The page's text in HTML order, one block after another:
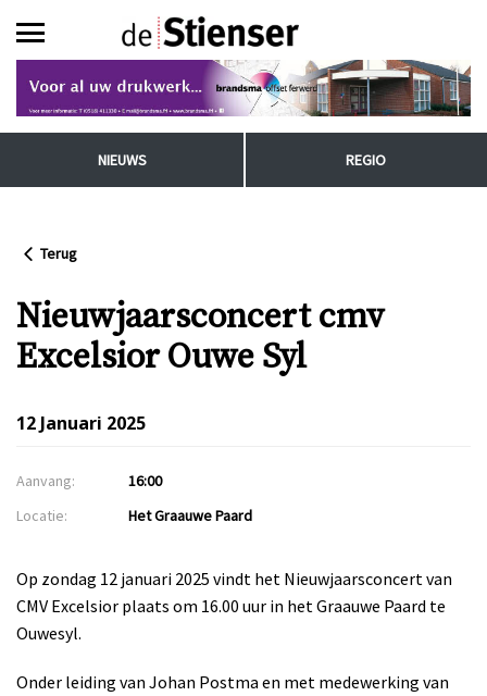
NIEUWS REGIO
Terug
Nieuwjaarsconcert cmv
Excelsior Ouwe Syl
12 Januari 2025
Aanvang:
16:00
Locatie:
Het Graauwe Paard
Op zondag 12 januari 2025 vindt het Nieuwjaarsconcert van
CMV Excelsior plaats om 16.00 uur in het Graauwe Paard te
Ouwesyl.
Onder leiding van Johan Postma en met medewerking van